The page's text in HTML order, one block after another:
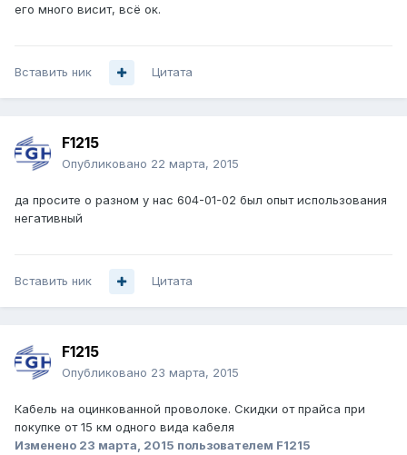
его много висит, всё ок.
Вставить ник Цитата
F1215
Опубликовано 22 марта, 2015
да просите о разном у нас 604-01-02 был опыт использования
негативный
Вставить ник Цитата
F1215
Опубликовано 23 марта, 2015
Кабель на оцинкованной проволоке. Скидки от прайса при
покупке от 15 км одного вида кабеля
Изменено 23 марта, 2015 пользователем F1215